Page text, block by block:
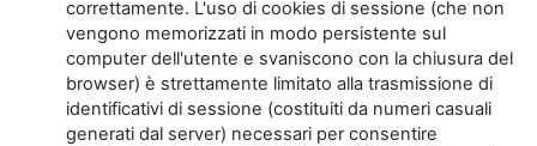
correttamente. L'uso di cookies di sessione (che non
vengono memorizzati in modo persistente sul
computer dell'utente e svaniscono con la chiusura del
browser) è strettamente limitato alla trasmissione di
identificativi di sessione (costituiti da numeri casuali
generati dal server) necessari per consentire